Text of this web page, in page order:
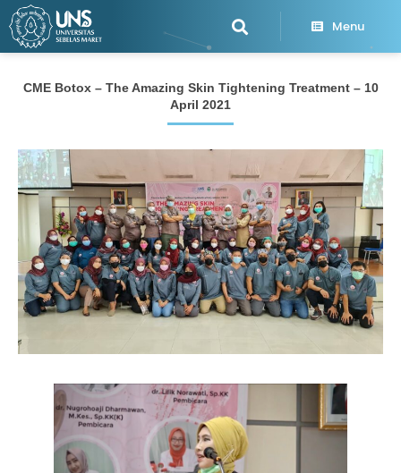
Menu
CME Botox – The Amazing Skin Tightening Treatment – 10
April 2021